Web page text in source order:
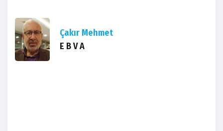
Çakır Mehmet
E B V A